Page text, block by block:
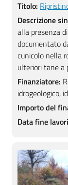
Titolo:
Descrizione
alla presenza
documentato
cunicolo nella
ulteriori tane a
Finanziatore:
idrogeologico,
Importo del
Data fine